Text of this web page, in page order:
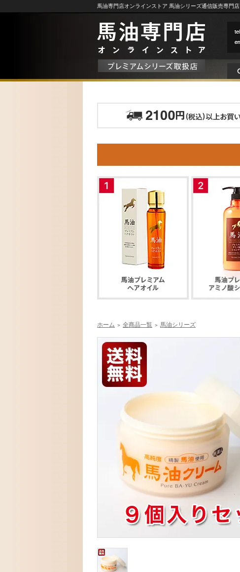
馬油専門店オンラインストア 馬油シリーズ通信販売専門店
ホーム ＞ 全商品一覧 ＞ 馬油シリーズ